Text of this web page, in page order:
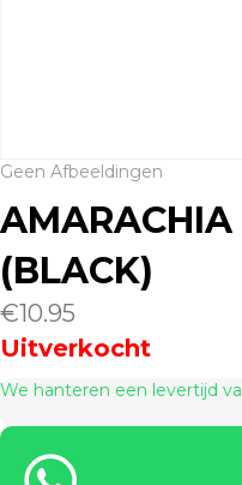
Geen Afbeeldingen
AMARACHIA
(BLACK)
€10.95
Uitverkocht
We hanteren een levertijd